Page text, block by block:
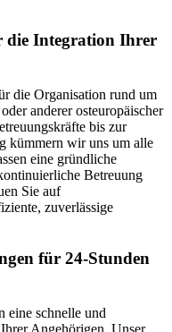
die Integration Ihrer
die Organisation rund um
anderer osteuropäischer
bis zur
kümmern wir uns um alle
eine gründliche
Betreuung
Sie auf
zuverlässige
für 24-Stunden
eine schnelle und
Angehörigen. Unser